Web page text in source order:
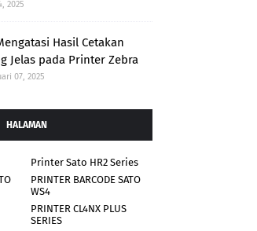
2025
Hasil Cetakan
Jelas pada Printer Zebra
07, 2025
HALAMAN
Printer Sato HR2 Series
PRINTER BARCODE SATO
WS4
PRINTER CL4NX PLUS
SERIES